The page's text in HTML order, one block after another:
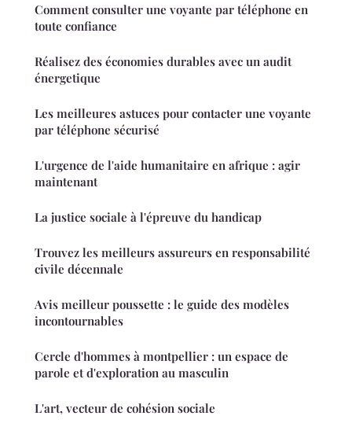
Comment consulter une voyante par téléphone en
toute confiance
Réalisez des économies durables avec un audit
énergetique
Les meilleures astuces pour contacter une voyante
par téléphone sécurisé
L'urgence de l'aide humanitaire en afrique : agir
maintenant
La justice sociale à l'épreuve du handicap
Trouvez les meilleurs assureurs en responsabilité
civile décennale
Avis meilleur poussette : le guide des modèles
incontournables
Cercle d'hommes à montpellier : un espace de
parole et d'exploration au masculin
L'art, vecteur de cohésion sociale